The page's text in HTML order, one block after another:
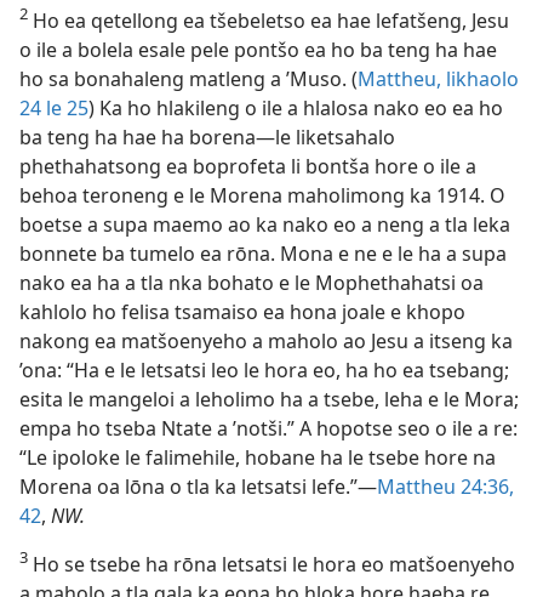
2 Ho ea qetellong ea tšebeletso ea hae lefatšeng, Jesu
o ile a bolela esale pele pontšo ea ho ba teng ha hae
ho sa bonahaleng matleng a ’Muso. (Mattheu, likhaolo
24 le25) Ka ho hlakileng o ile a hlalosa nako eo ea ho
ba teng ha hae ha borena—le liketsahalo
phethahatsong ea boprofeta li bontša hore o ile a
behoa teroneng e le Morena maholimong ka 1914. O
boetse a supa maemo ao ka nako eo a neng a tla leka
bonnete ba tumelo ea rōna. Mona e ne e le ha a supa
nako ea ha a tla nka bohato e le Mophethahatsi oa
kahlolo ho felisa tsamaiso ea hona joale e khopo
nakong ea matšoenyeho a maholo ao Jesu a itseng ka
’ona: “Ha e le letsatsi leo le hora eo, ha ho ea tsebang;
esita le mangeloi a leholimo ha a tsebe, leha e le Mora;
empa ho tseba Ntate a ’notši.” A hopotse seo o ile a re:
“Le ipoloke le falimehile, hobane ha le tsebe hore na
Morena oa lōna o tla ka letsatsi lefe.”—Mattheu 24:36,
42, NW.
3 Ho se tsebe ha rōna letsatsi le hora eo matšoenyeho